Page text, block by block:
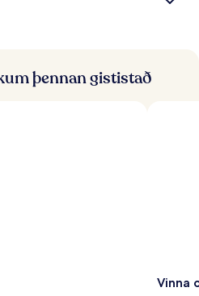
þennan gististað
Vinna